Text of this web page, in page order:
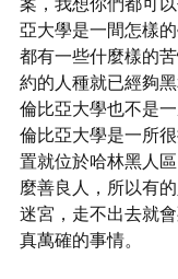
亞大學是一間怎樣
都有一些什麼樣的
約的人種就已經夠
倫比亞大學也不是
倫比亞大學是一所
置就位於哈林黑人
麼善良人，所以有
迷宮，走不出去就
真萬確的事情。